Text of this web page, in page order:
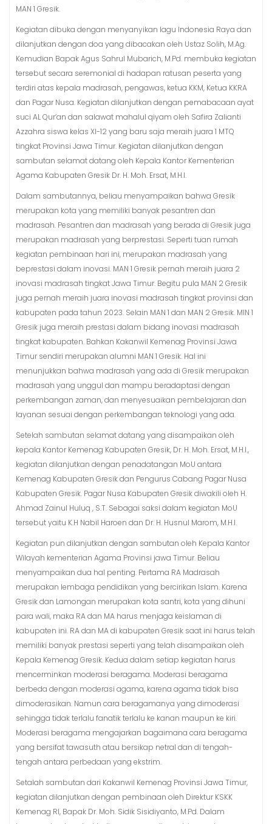
MAN 1 Gresik.
Kegiatan dibuka dengan menyanyikan lagu Indonesia Raya dan
dilanjutkan dengan doa yang dibacakan oleh Ustaz Solih, M.Ag.
Kemudian Bapak Agus Sahrul Mubarich, M.Pd. membuka kegiatan
tersebut secara seremonial di hadapan ratusan peserta yang
terdiri atas kepala madrasah, pengawas, ketua KKM, Ketua KKRA
dan Pagar Nusa. Kegiatan dilanjutkan dengan pemabacaan ayat
suci AL Qur’an dan salawat mahalul qiyam oleh Safira Zalianti
Azzahra siswa kelas XI-12 yang baru saja meraih juara 1 MTQ
tingkat Provinsi Jawa Timur. Kegiatan dilanjutkan dengan
sambutan selamat datang oleh Kepala Kantor Kementerian
Agama Kabupaten Gresik Dr. H. Moh. Ersat, M.H.I.
Dalam sambutannya, beliau menyampaikan bahwa Gresik
merupakan kota yang memiliki banyak pesantren dan
madrasah. Pesantren dan madrasah yang berada di Gresik juga
merupakan madrasah yang berprestasi. Seperti tuan rumah
kegiatan pembinaan hari ini, merupakan madrasah yang
beprestasi dalam inovasi. MAN 1 Gresik pernah meraih juara 2
inovasi madrasah tingkat Jawa Timur. Begitu pula MAN 2 Gresik
juga pernah meraih juara inovasi madrasah tingkat provinsi dan
kabupaten pada tahun 2023. Selain MAN 1 dan MAN 2 Gresik. MIN 1
Gresik juga meraih prestasi dalam bidang inovasi madrasah
tingkat kabupaten. Bahkan Kakanwil Kemenag Provinsi Jawa
Timur sendiri merupakan alumni MAN 1 Gresik. Hal ini
menunjukkan bahwa madrasah yang ada di Gresik merupakan
madrasah yang unggul dan mampu beradaptasi dengan
perkembangan zaman, dan menyesuaikan pembelajaran dan
layanan sesuai dengan perkembangan teknologi yang ada.
Setelah sambutan selamat datang yang disampaikan oleh
kepala Kantor Kemenag Kabupaten Gresik, Dr. H. Moh. Ersat, M.H.I.,
kegiatan dilanjutkan dengan penadatangan MoU antara
Kemenag Kabupaten Gresik dan Pengurus Cabang Pagar Nusa
Kabupaten Gresik. Pagar Nusa Kabupaten Gresik diwakili oleh H.
Ahmad Zainul Huluq , S.T. Sebagai saksi dalam kegiatan MoU
tersebut yaitu K.H Nabil Haroen dan Dr. H. Husnul Marom, M.H.I.
Kegiatan pun dilanjutkan dengan sambutan oleh Kepala Kantor
Wilayah kementerian Agama Provinsi jawa Timur. Beliau
menyampaikan dua hal penting. Pertama RA Madrasah
merupakan lembaga pendidikan yang bercirikan Islam. Karena
Gresik dan Lamongan merupakan kota santri, kota yang dihuni
para wali, maka RA dan MA harus menjaga keislaman di
kabupaten ini. RA dan MA di kabupaten Gresik saat ini harus telah
memiliki banyak prestasi seperti yang telah disampaikan oleh
Kepala Kemenag Gresik. Kedua dalam setiap kegiatan harus
mencerminkan moderasi beragama. Moderasi beragama
berbeda dengan moderasi agama, karena agama tidak bisa
dimoderasikan. Namun cara beragamanya yang dimoderasi
sehingga tidak terlalu fanatik terlalu ke kanan maupun ke kiri.
Moderasi beragama mengajarkan bagaimana cara beragama
yang bersifat tawasuth atau bersikap netral dan di tengah-
tengah antara perbedaan yang ekstrim.
Setalah sambutan dari Kakanwil Kemenag Provinsi Jawa Timur,
kegiatan dilanjutkan dengan pembinaan oleh Direktur KSKK
Kemenag RI, Bapak Dr. Moh. Sidik Sisidiyanto, M.Pd. Dalam